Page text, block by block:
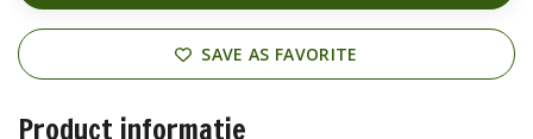
SAVE AS FAVORITE
Product informatie